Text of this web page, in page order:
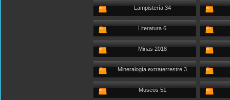
Lampistería 34
Literatura 6
Minas 2018
Mineralogía extraterrestre 3
Museos 51